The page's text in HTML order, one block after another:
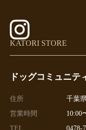
KATORI STORE
ドッグコミュニテ
住所
千葉
営業時間
10:00
TEL
0478-